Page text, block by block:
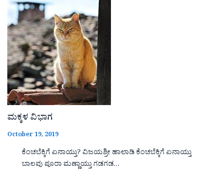
ಮಕ್ಕಳ ವಿಭಾಗ
October 19, 2019
ಕೆಂಚಬೆಕ್ಕಿಗೆ ಏನಾಯ್ತು? ವಿಜಯಶ್ರೀ ಹಾಲಾಡಿ ಕೆಂಚಬೆಕ್ಕಿಗೆ ಏನಾಯ್ತು
ಬಾಲವು ಪೂರಾ ಮಣ್ಣಾಯ್ತು ಗಡಗಡ…